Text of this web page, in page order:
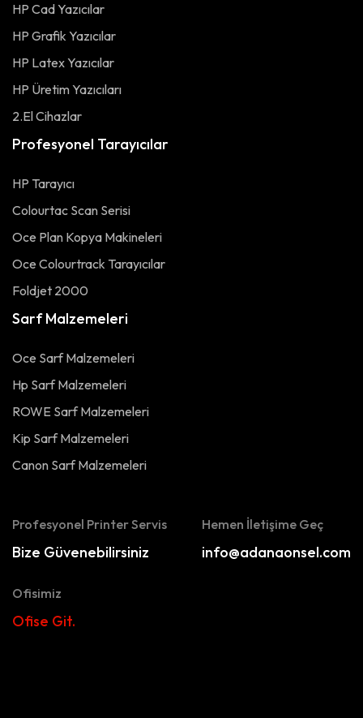
HP Cad Yazıcılar
HP Grafik Yazıcılar
HP Latex Yazıcılar
HP Üretim Yazıcıları
2.El Cihazlar
Profesyonel Tarayıcılar
HP Tarayıcı
Colourtac Scan Serisi
Oce Plan Kopya Makineleri
Oce Colourtrack Tarayıcılar
Foldjet 2000
Sarf Malzemeleri
Oce Sarf Malzemeleri
Hp Sarf Malzemeleri
ROWE Sarf Malzemeleri
Kip Sarf Malzemeleri
Canon Sarf Malzemeleri
Profesyonel Printer Servis
Bize Güvenebilirsiniz
Hemen İletişime Geç
info@adanaonsel.com
Ofisimiz
Ofise Git.